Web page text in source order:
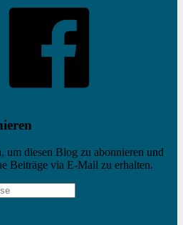
um diesen Blog zu abonnieren und
Beiträge via E-Mail zu erhalten.